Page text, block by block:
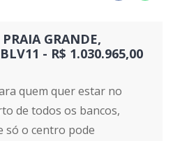
GRANDE,
- R$ 1.030.965,00
quem quer estar no
de todos os bancos,
só o centro pode